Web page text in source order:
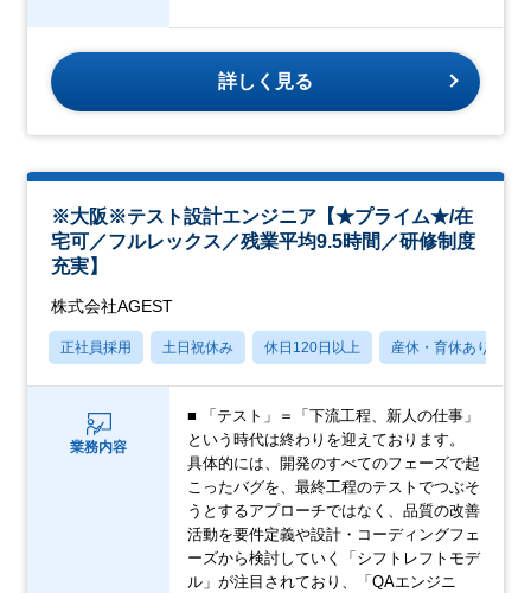
詳しく見る
※大阪※テスト設計エンジニア【★プライム★/在
宅可／フルレックス／残業平均9.5時間／研修制度
充実】
株式会社AGEST
正社員採用 土日祝休み 休日120日以上 産休・育休あり
業務内容
■ 「テスト」＝「下流工程、新人の仕事」
という時代は終わりを迎えております。
具体的には、開発のすべてのフェーズで起
こったバグを、最終工程のテストでつぶそ
うとするアプローチではなく、品質の改善
活動を要件定義や設計・コーディングフェ
ーズから検討していく「シフトレフトモデ
ル」が注目されており、「QAエンジニ